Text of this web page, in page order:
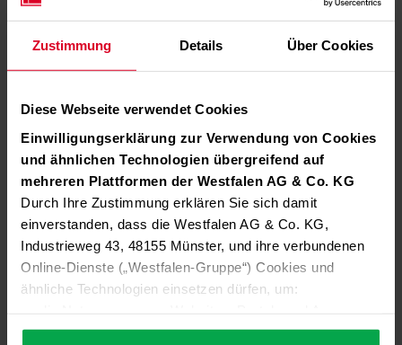
Zustimmung Details Über Cookies
Diese Webseite verwendet Cookies
Einwilligungserklärung zur Verwendung von Cookies
und ähnlichen Technologien übergreifend auf
mehreren Plattformen der Westfalen AG & Co. KG
Durch Ihre Zustimmung erklären Sie sich damit
einverstanden, dass die Westfalen AG & Co. KG,
Industrieweg 43, 48155 Münster, und ihre verbundenen
Online-Dienste („Westfalen-Gruppe“) Cookies und
ähnliche Technologien einsetzen dürfen, um:
ermöglichen (technisch notwendige Cookies),
Rubrik